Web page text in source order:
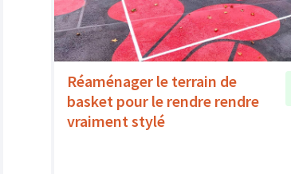
Réaménager le terrain de
basket pour le rendre rendre
vraiment stylé